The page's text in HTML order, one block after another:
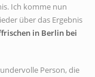
Ich komme nun
über das Ergebnis
in Berlin bei
Person, die